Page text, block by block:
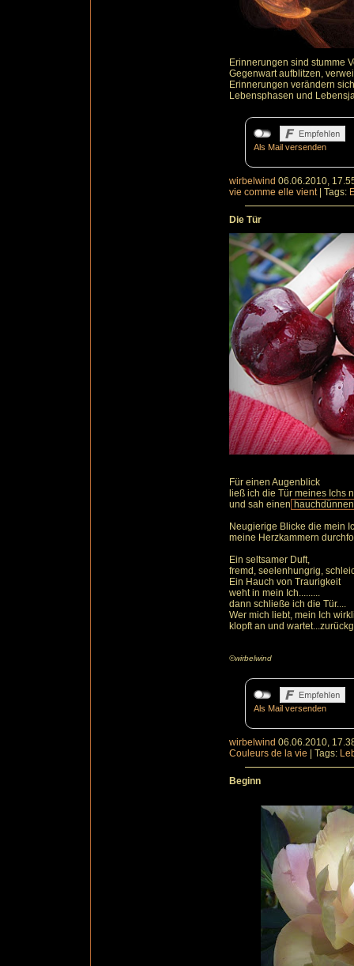
Erinnerungen sind stumme
Gegenwart aufblitzen,
Erinnerungen verändern
Lebensphasen und
Als Mail versenden
wirbelwind 06.06.2010,
vie comme elle vient| Tags:
Die Tür
Für einen Augenblick
ließ ich die Tür meines Ichs
und sah einen
Neugierige Blicke die mein
meine Herzkammern
Ein seltsamer Duft,
fremd, seelenhungrig,
Ein Hauch von Traurigkeit
weht in mein Ich.........
dann schließe ich die Tür....
Wer mich liebt, mein Ich
klopft an und
©wirbelwind
Als Mail versenden
wirbelwind 06.06.2010,
Couleurs de la vie
Tags:
Beginn